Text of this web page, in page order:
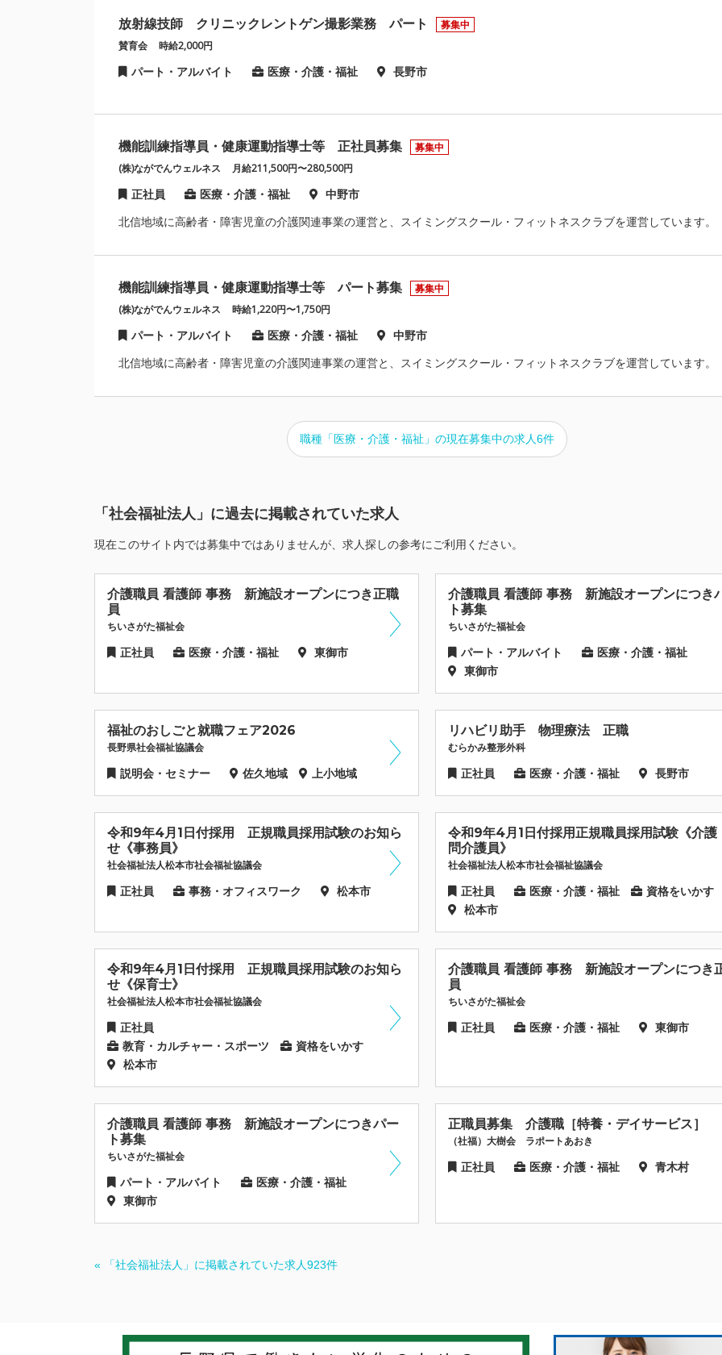
放射線技師 クリニックレントゲン撮影業務 パート 募集中
賛育会 時給2,000円
パート・アルバイト 医療・介護・福祉 長野市
機能訓練指導員・健康運動指導士等 正社員募集 募集中
(株)ながでんウェルネス 月給211,500円〜280,500円
正社員 医療・介護・福祉 中野市
北信地域に高齢者・障害児童の介護関連事業の運営と、スイミングスクール・フィットネスクラブを運営しています。
機能訓練指導員・健康運動指導士等 パート募集 募集中
(株)ながでんウェルネス 時給1,220円〜1,750円
パート・アルバイト 医療・介護・福祉 中野市
北信地域に高齢者・障害児童の介護関連事業の運営と、スイミングスクール・フィットネスクラブを運営しています。
職種「医療・介護・福祉」の現在募集中の求人6件
「社会福祉法人」に過去に掲載されていた求人
現在このサイト内では募集中ではありませんが、求人探しの参考にご利用ください。
介護職員 看護師 事務 新施設オープンにつき正職
員
ちいさがた福祉会
正社員 医療・介護・福祉 東御市
介護職員 看護師 事務 新施設オープンにつき
ト募集
ちいさがた福祉会
パート・アルバイト
医療・介護・福祉
東御市
福祉のおしごと就職フェア2026
長野県社会福祉協議会
説明会・セミナー 佐久地域 上小地域
リハビリ助手 物理療法 正職
むらかみ整形外科
正社員 医療・介護・福祉 長野市
令和9年4月1日付採用 正規職員採用試験のお知ら
せ《事務員》
社会福祉法人松本市社会福祉協議会
正社員 事務・オフィスワーク 松本市
令和9年4月1日付採用正規職員採用試験《介護
問介護員》
社会福祉法人松本市社会福祉協議会
正社員 医療・介護・福祉
資格をいかす
松本市
令和9年4月1日付採用 正規職員採用試験のお知ら
せ《保育士》
社会福祉法人松本市社会福祉協議会
正社員
教育・カルチャー・スポーツ
資格をいかす
松本市
介護職員 看護師 事務 新施設オープンにつき
員
ちいさがた福祉会
正社員 医療・介護・福祉 東御市
介護職員 看護師 事務 新施設オープンにつきパー
ト募集
ちいさがた福祉会
パート・アルバイト
医療・介護・福祉
東御市
正職員募集 介護職［特養・デイサービス］
（社福）大樹会 ラポートあおき
正社員 医療・介護・福祉 青木村
« 「社会福祉法人」に掲載されていた求人923件